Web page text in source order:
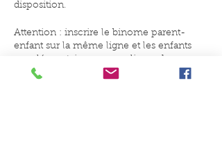
disposition.
Attention : inscrire le binome parent-
enfant sur la même ligne et les enfants
Merci.